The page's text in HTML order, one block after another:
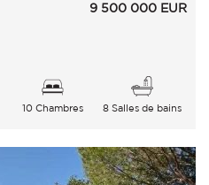
9 500 000 EUR
10 Chambres 8 Salles de bains